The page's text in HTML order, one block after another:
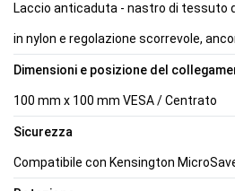
Laccio anticaduta - nastro di tessuto
in nylon e regolazione scorrevole,
Dimensioni e posizione del
100 mm x 100 mm VESA / Centrato
Sicurezza
Compatibile con Kensington